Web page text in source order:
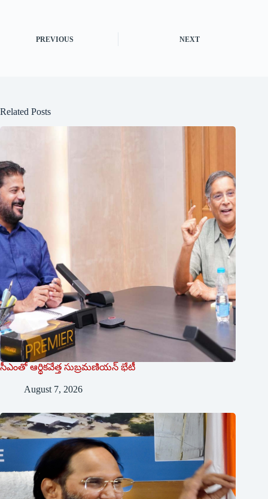
PREVIOUS NEXT
Related Posts
సీఎంతో ఆర్థికవేత్త సుబ్రమణియన్ భేటీ
August 7, 2026